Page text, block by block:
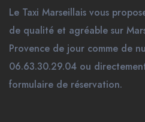
Le Taxi Marseillais vous
de qualité et agréable sur
Provence de jour comme de
06.63.30.29.04 ou
formulaire de réservation.